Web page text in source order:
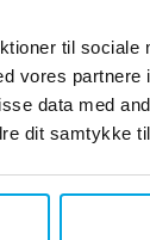
til sociale
vores partnere
data med
dit samtykke
Folieballon
Pris:19 kr.
19 kr.
KØB